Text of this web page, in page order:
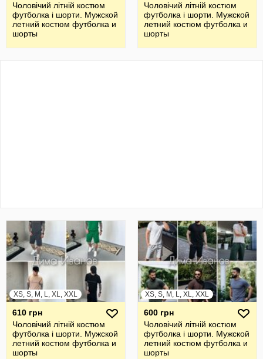
Чоловічий літній костюм
футболка і шорти. Мужской
летний костюм футболка и
шорты
Чоловічий літній костюм
футболка і шорти. Мужской
летний костюм футболка и
шорты
XS, S, M, L, XL, XXL
610 грн
Чоловічий літній костюм
футболка і шорти. Мужской
летний костюм футболка и
шорты
XS, S, M, L, XL, XXL
600 грн
Чоловічий літній костюм
футболка і шорти. Мужской
летний костюм футболка и
шорты